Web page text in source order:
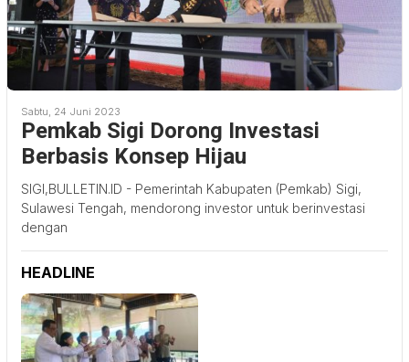
Sabtu, 24 Juni 2023
Pemkab Sigi Dorong Investasi
Berbasis Konsep Hijau
SIGI,BULLETIN.ID - Pemerintah Kabupaten (Pemkab) Sigi,
Sulawesi Tengah, mendorong investor untuk berinvestasi
dengan
HEADLINE